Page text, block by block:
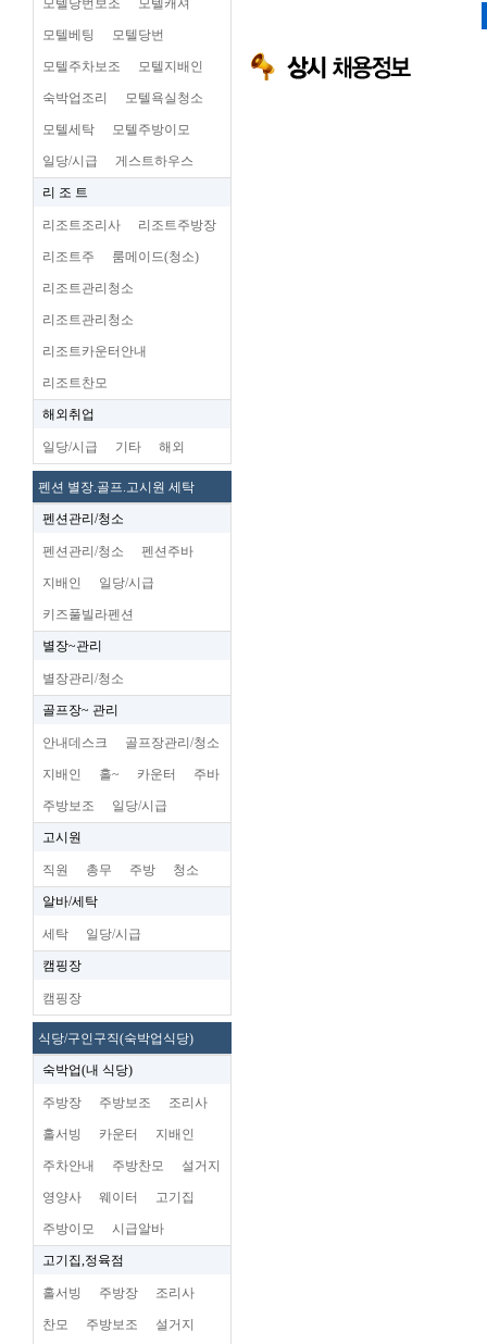
모텔당번보조 모텔캐셔
모텔베팅 모텔당번
모텔주차보조 모텔지배인
숙박업조리 모텔욕실청소
모텔세탁 모텔주방이모
일당/시급 게스트하우스
리 조 트
리조트조리사 리조트주방장
리조트주 룸메이드(청소)
리조트관리청소
리조트관리청소
리조트카운터안내
리조트찬모
해외취업
일당/시급 기타 해외
펜션 별장.골프.고시원 세탁
펜션관리/청소
펜션관리/청소 펜션주바
지배인 일당/시급
키즈풀빌라펜션
별장~관리
별장관리/청소
골프장~ 관리
안내데스크 골프장관리/청소
지배인 홀~ 카운터 주바
주방보조 일당/시급
고시원
직원 총무 주방 청소
알바/세탁
세탁 일당/시급
캠핑장
캠핑장
식당/구인구직(숙박업식당)
숙박업(내 식당)
주방장 주방보조 조리사
홀서빙 카운터 지배인
주차안내 주방찬모 설거지
영양사 웨이터 고기집
주방이모 시급알바
고기집,정육점
홀서빙 주방장 조리사
찬모 주방보조 설거지